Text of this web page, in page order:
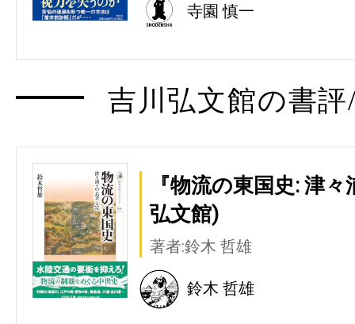
寺園 慎一
吉川弘文館の書
『物流の東国史: 津
弘文館)
著者:鈴木 哲雄
鈴木 哲雄